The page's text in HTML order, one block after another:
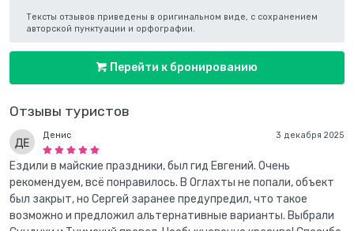
Отзывы туристов
3 декабря 2025
Денис
Ездили в майские праздники, был гид Евгений. Очень
рекомендуем, всё понравилось. В Оглахты не попали, объект
был закрыт, но Сергей заранее предупредил, что такое
возможно и предложил альтернативные варианты. Выбрали
Тексты отзывов приведены в оригинальном виде, с сохранением
авторской пунктуации и орфографии.
Перейти к бронированию